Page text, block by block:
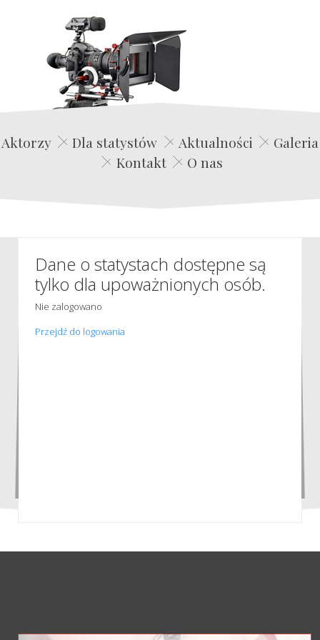
Edwin Film Agencja Aktorska
Aktorzy Dla statystów Aktualności
Galeria
Kontakt
O nas
Dane o statystach dostępne są
tylko dla upoważnionych osób.
Nie zalogowano
Przejdź do logowania